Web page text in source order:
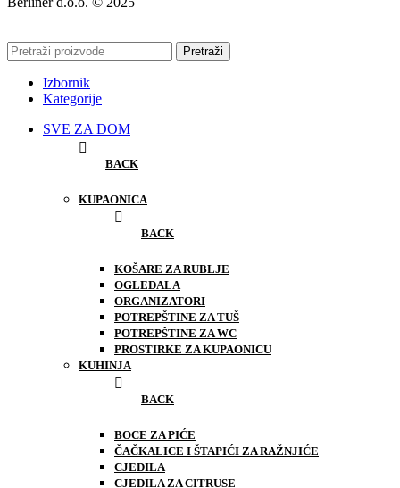
Pretraži
Izbornik
Kategorije
SVE ZA DOM
BACK
KUPAONICA
BACK
KOŠARE ZA RUBLJE
OGLEDALA
ORGANIZATORI
POTREPŠTINE ZA TUŠ
POTREPŠTINE ZA WC
PROSTIRKE ZA KUPAONICU
KUHINJA
BACK
BOCE ZA PIĆE
ČAČKALICE I ŠTAPIĆI ZA RAŽNJIĆE
CJEDILA
CJEDILA ZA CITRUSE